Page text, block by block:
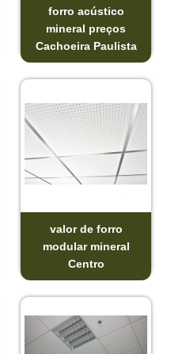
forro acústico
mineral preços
Cachoeira Paulista
valor de forro
modular mineral
Centro